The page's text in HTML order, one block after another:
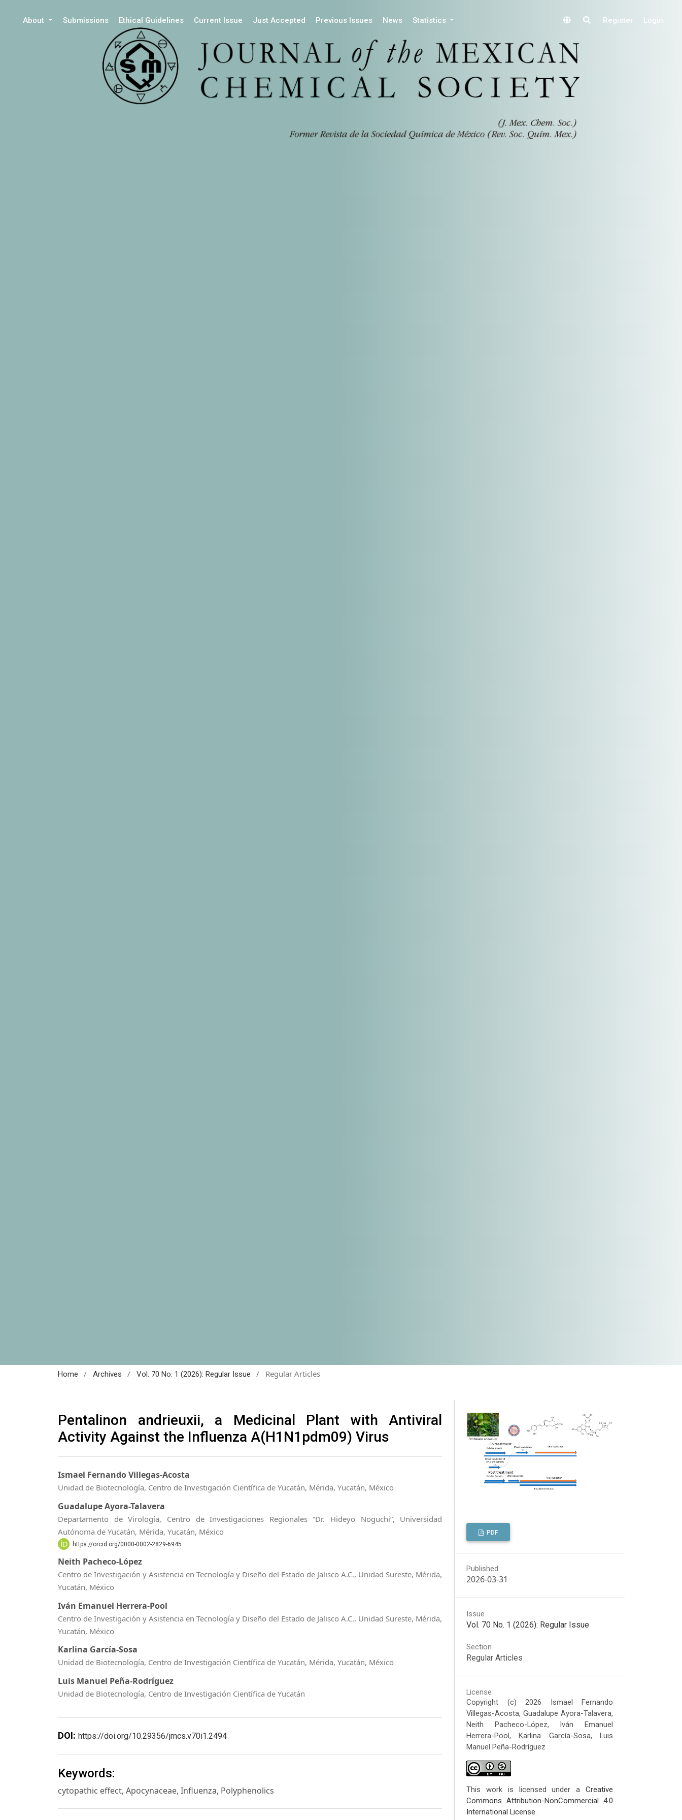
About Submissions Ethical Guidelines Current Issue Just Accepted Previous Issues News Statistics Register Login
Home / Archives / Vol. 70 No. 1 (2026): Regular Issue / Regular Articles
Pentalinon andrieuxii, a Medicinal Plant with Antiviral
Activity Against the Influenza A(H1N1pdm09) Virus
Ismael Fernando Villegas-Acosta
Unidad de Biotecnología, Centro de Investigación Científica de Yucatán, Mérida, Yucatán, México
Guadalupe Ayora-Talavera
Departamento de Virología, Centro de Investigaciones Regionales “Dr. Hideyo Noguchi”, Universidad
Autónoma de Yucatán, Mérida, Yucatán, México
https://orcid.org/0000-0002-2829-6945
Neith Pacheco-López
Centro de Investigación y Asistencia en Tecnología y Diseño del Estado de Jalisco A.C., Unidad Sureste, Mérida,
Yucatán, México
Iván Emanuel Herrera-Pool
Centro de Investigación y Asistencia en Tecnología y Diseño del Estado de Jalisco A.C., Unidad Sureste, Mérida,
Yucatán, México
Karlina García-Sosa
Unidad de Biotecnología, Centro de Investigación Científica de Yucatán, Mérida, Yucatán, México
Luis Manuel Peña-Rodríguez
Unidad de Biotecnología, Centro de Investigación Científica de Yucatán
DOI: https://doi.org/10.29356/jmcs.v70i1.2494
Keywords:
cytopathic effect, Apocynaceae, Influenza, Polyphenolics
PDF
Published
2026-03-31
Issue
Vol. 70 No. 1 (2026): Regular Issue
Section
Regular Articles
License
Copyright (c) 2026 Ismael Fernando
Villegas-Acosta, Guadalupe Ayora-Talavera,
Neith Pacheco-López, Iván Emanuel
Herrera-Pool, Karlina García-Sosa, Luis
Manuel Peña-Rodríguez
This work is licensed under aCreative
Commons Attribution-NonCommercial 4.0
International License.